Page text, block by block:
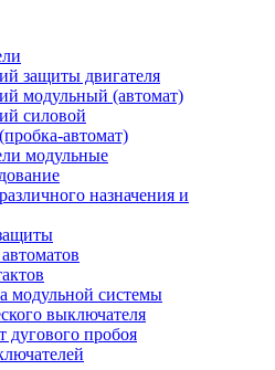
защиты двигателя
модульный (автомат)
силовой
автомат)
модульные
назначения и
модульной системы
выключателя
пробоя